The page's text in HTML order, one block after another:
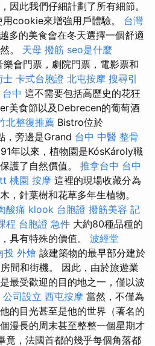
因此我們仔細計劃了所有細節。
用cookie來增強用戶體驗。 台灣
多的美食會在冬天選擇一個舒適
。 天母 撥筋 seo是什麼
樂會門票，劇院門票，電影票和
士 卡式台胞證 北屯按摩 搜尋引
中 這不需要包括高歷史的花狂
美食節以及Debrecen的葡萄酒
北整復推薦 Bistro位於
，旁邊是Grand 台中 中醫 整骨
年以來，植物園是KósKároly職
護了自然價值。 推拿台中 台中
桃園 按摩 這裡的現場收藏分為
，針葉樹和花草多年生植物。
酸痛 klook 台胞證 撥筋美容 記
程 台胞證 急件 大約80種品種的
具有特殊的價值。 波經堂
投 外燴 該建築物的最早部分建於
間和街機。 因此，由於旅遊業
最受歡迎的目的地之一，僅以波
公司設立 西屯按摩 當然，不僅為
的目光甚至是他的世界（著名的
漫長的周末甚至整整一個星期才
竟，法國首都的幾乎每個角落都